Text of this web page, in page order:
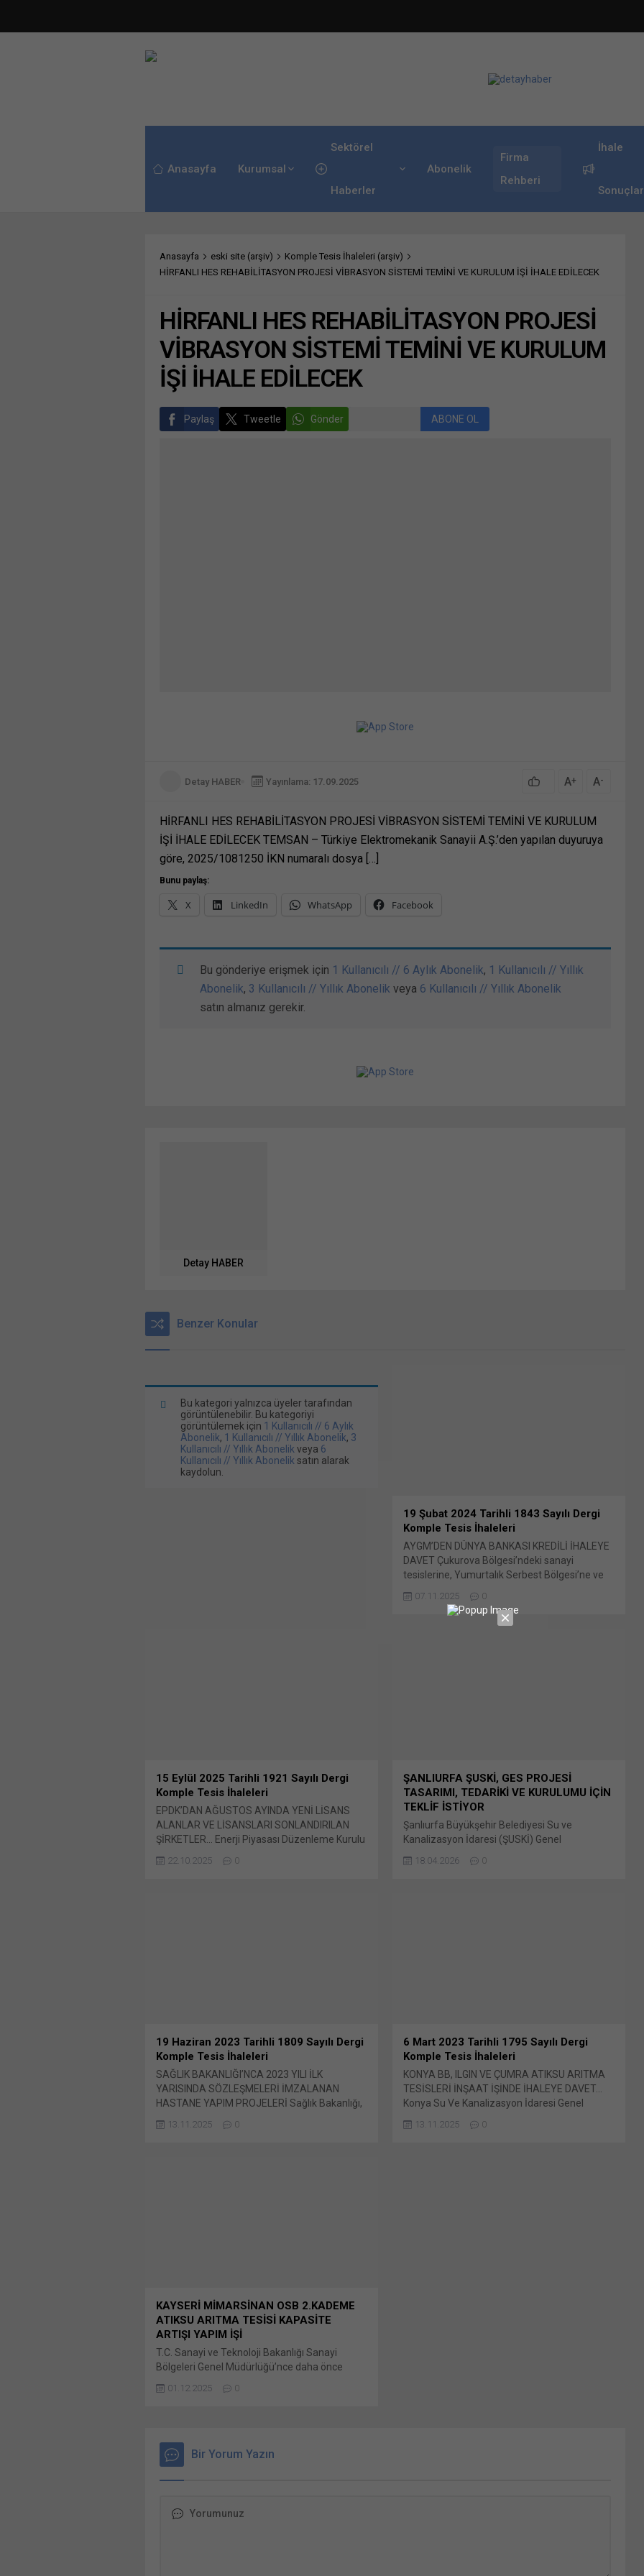
Anasayfa Kurumsal
Sektörel
Haberler
Abonelik
Firma
Rehberi
İhale
Anasayfa eski site (arşiv)
Komple Tesis İhaleleri (arşiv)
HİRFANLI HES REHABİLİTASYON PROJESİ VİBRASYON SİSTEMİ TEMİNİ VE KURULUM İŞİ İHALE EDİLECEK
HİRFANLI HES REHABİLİTASYON PROJESİ
VİBRASYON SİSTEMİ TEMİNİ VE KURULUM
İŞİ İHALE EDİLECEK
Paylaş Tweetle Gönder ABONE OL
Detay HABER Yayınlama: 17.09.2025 A+ A-
HİRFANLI HES REHABİLİTASYON PROJESİ VİBRASYON SİSTEMİ TEMİNİ VE KURULUM
İŞİ İHALE EDİLECEK TEMSAN – Türkiye Elektromekanik Sanayii A.Ş.’den yapılan duyuruya
göre, 2025/1081250 İKN numaralı dosya […]
Bunu paylaş:
X LinkedIn WhatsApp Facebook
Bu gönderiye erişmek için 1 Kullanıcılı // 6 Aylık Abonelik, 1 Kullanıcılı // Yıllık
Abonelik, 3 Kullanıcılı // Yıllık Abonelik veya 6 Kullanıcılı // Yıllık Abonelik
satın almanız gerekir.
Detay HABER
Benzer Konular
Bu kategori yalnızca üyeler tarafından
görüntülenebilir. Bu kategoriyi
görüntülemek için 1 Kullanıcılı // 6 Aylık
Abonelik, 1 Kullanıcılı // Yıllık Abonelik, 3
Kullanıcılı // Yıllık Abonelik veya 6
Kullanıcılı // Yıllık Abonelik satın alarak
kaydolun.
19 Şubat 2024 Tarihli 1843 Sayılı Dergi
Komple Tesis İhaleleri
AYGM’DEN DÜNYA BANKASI KREDİLİ İHALEYE
DAVET Çukurova Bölgesi’ndeki sanayi
tesislerine, Yumurtalık Serbest Bölgesi’ne ve
İskenderun Körfezi’ndeki Limanlara Demiryolu
Hatlarının Dallanması için İnşaat İşleri için ihale
Bunu paylaş: X'te paylaşmak için tıklayın (Yeni
07.11.2025 0
15 Eylül 2025 Tarihli 1921 Sayılı Dergi
Komple Tesis İhaleleri
EPDK’DAN AĞUSTOS AYINDA YENİ LİSANS
ALANLAR VE LİSANSLARI SONLANDIRILAN
ŞİRKETLER… Enerji Piyasası Düzenleme Kurulu
petrol ve LPG piyasalarına yönelik çok Bunu
22.10.2025 0
ŞANLIURFA ŞUSKİ, GES PROJESİ
TASARIMI, TEDARİKİ VE KURULUMU İÇİN
TEKLİF İSTİYOR
Şanlıurfa Büyükşehir Belediyesi Su ve
Kanalizasyon İdaresi (ŞUSKİ) Genel
Enerji Projesi (KAYEP) kapsamında
18.04.2026 0
19 Haziran 2023 Tarihli 1809 Sayılı Dergi
Komple Tesis İhaleleri
SAĞLIK BAKANLIĞI’NCA 2023 YILI İLK
YARISINDA SÖZLEŞMELERİ İMZALANAN
HASTANE YAPIM PROJELERİ Sağlık Bakanlığı,
geçtiğimiz aylarda elektronik ortamda ihaleleri
13.11.2025 0
6 Mart 2023 Tarihli 1795 Sayılı Dergi
Komple Tesis İhaleleri
KONYA BB, ILGIN VE ÇUMRA ATIKSU ARITMA
TESİSLERİ İNŞAAT İŞİNDE İHALEYE DAVET…
Konya Su Ve Kanalizasyon İdaresi Genel
edilen Avrupa Bunu paylaş: X'te paylaşmak
13.11.2025 0
KAYSERİ MİMARSİNAN OSB 2.KADEME
ATIKSU ARITMA TESİSİ KAPASİTE
ARTIŞI YAPIM İŞİ
T.C. Sanayi ve Teknoloji Bakanlığı Sanayi
Bölgeleri Genel Müdürlüğü’nce daha önce
Kademe Atıksu Arıtma Tesisi Kapasite Artışı
pencerede açılır) LinkedIn WhatsApp'ta
paylaşmak için tıklayın (Yeni pencerede açılır)
WhatsApp Facebook'ta paylaşmak için tıklayın
01.12.2025 0
Bir Yorum Yazın